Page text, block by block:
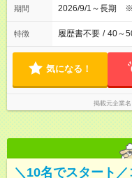
期間 2026/9/1～長期 ※
特徴 履歴書不要 / 40～
気になる！
掲載元企業名
＼10名でスタート